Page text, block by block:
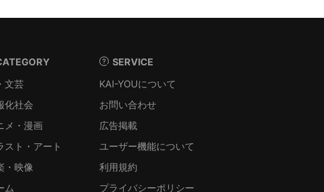
文芸
化社会
メ・漫画
スト・アート
・映像
ム
SERVICE
KAI-YOUについて
お問い合わせ
広告掲載
ユーザー機能について
利用規約
プライバシーポリシー